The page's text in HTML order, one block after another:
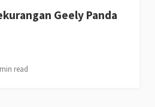
Geely Panda
read